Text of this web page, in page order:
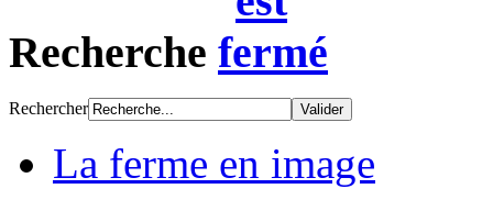
Recherche
Rechercher
La ferme en image